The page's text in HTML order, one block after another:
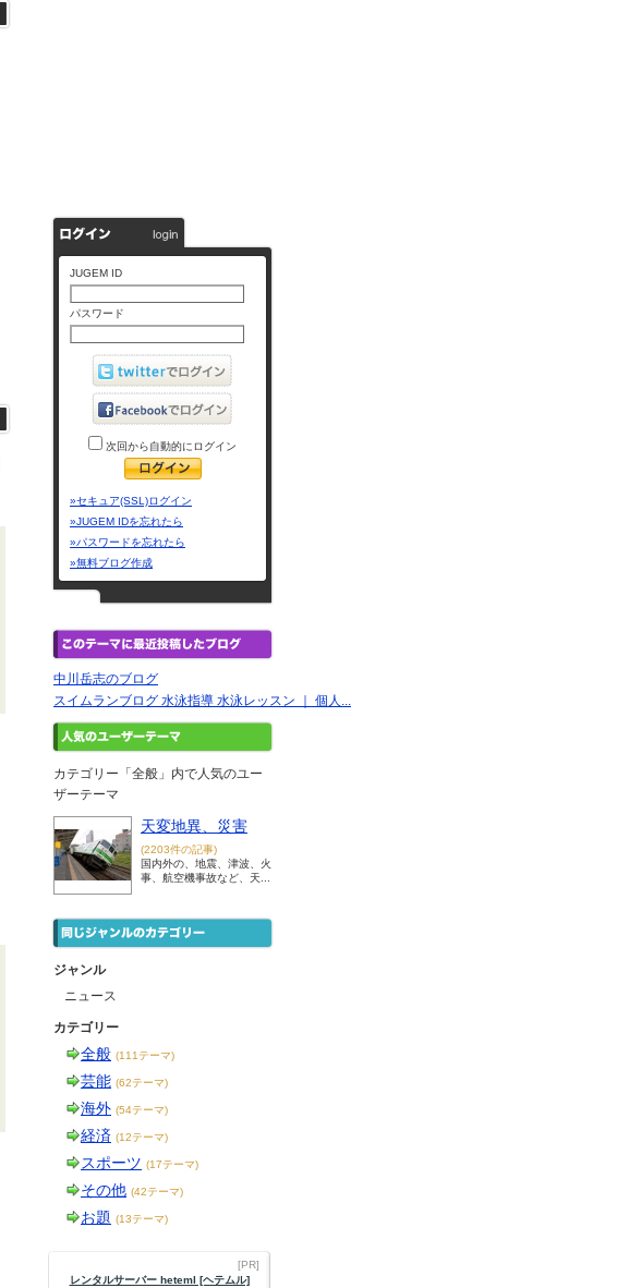
JUGEM ID
パスワード
次回から自動的にログイン
»セキュア(SSL)ログイン
»JUGEM IDを忘れたら
»パスワードを忘れたら
»無料ブログ作成
中川岳志のブログ
スイムランブログ 水泳指導 水泳レッスン ｜ 個人...
カテゴリー「全般」内で人気のユー
ザーテーマ
天変地異、災害
(2203件の記事)
国内外の、地震、津波、火
事、航空機事故など、天...
ジャンル
ニュース
カテゴリー
全般 (111テーマ)
芸能 (62テーマ)
海外 (54テーマ)
経済 (12テーマ)
スポーツ (17テーマ)
その他 (42テーマ)
お題 (13テーマ)
[PR]
レンタルサーバー heteml [ヘテムル]